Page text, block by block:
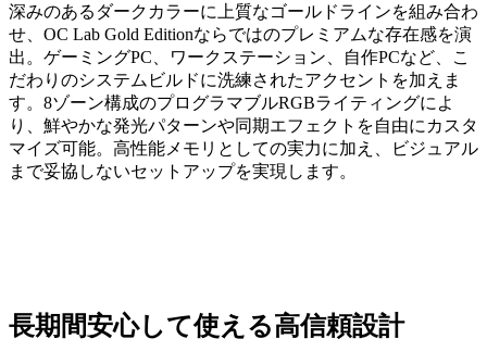
深みのあるダークカラーに上質なゴールドラインを組み合わ
せ、OC Lab Gold Editionならではのプレミアムな存在感を演
出。ゲーミングPC、ワークステーション、自作PCなど、こ
だわりのシステムビルドに洗練されたアクセントを加えま
す。8ゾーン構成のプログラマブルRGBライティングによ
り、鮮やかな発光パターンや同期エフェクトを自由にカスタ
マイズ可能。高性能メモリとしての実力に加え、ビジュアル
まで妥協しないセットアップを実現します。
長期間安心して使える高信頼設計